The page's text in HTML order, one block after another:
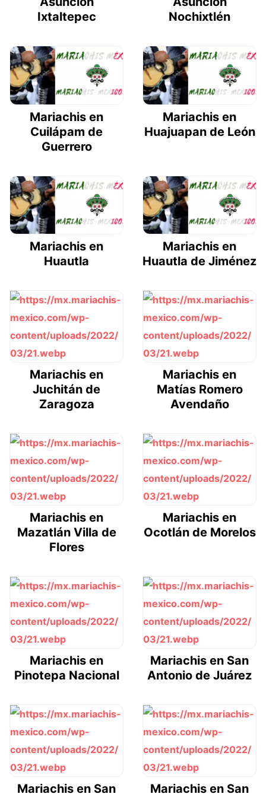
Ixtaltepec
Nochixtlén
Mariachis en
Cuilápam de
Guerrero
Mariachis en
Huajuapan de León
Mariachis en
Huautla
Mariachis en
Huautla de Jiménez
Mariachis en
Juchitán de
Zaragoza
Mariachis en
Matías Romero
Avendaño
Mariachis en
Mazatlán Villa de
Flores
Mariachis en
Ocotlán de Morelos
Mariachis en
Pinotepa Nacional
Mariachis en San
Antonio de Juárez
Mariachis en San
Mariachis en San